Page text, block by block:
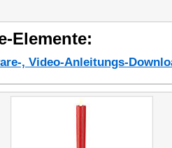
Elemente:
, Video-Anleitungs-